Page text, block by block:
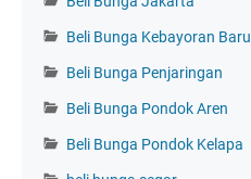
Beli Bunga Kebayoran Baru
Beli Bunga Penjaringan
Beli Bunga Pondok Aren
Beli Bunga Pondok Kelapa